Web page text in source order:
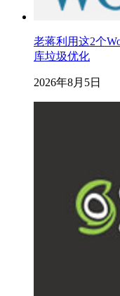
老蒋利用这2个
库垃圾优化
2026年8月5日